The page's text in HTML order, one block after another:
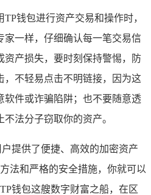
TP钱包进行资产交易和操作时，
家一样，仔细确认每一笔交易信
资产损失，要时刻保持警惕，防
，不轻易点击不明链接，因为这
软件或诈骗陷阱；也不要随意透
法分子窃取你的资产。
提供了便捷、高效的加密资产
法和严格的安全措施，你就可以
钱包这艘数字财富之船，在区